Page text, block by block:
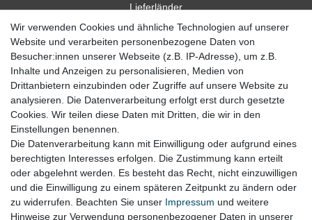
Lieferländer
Zahlung
Zahlungsbedingungen
Wir verwenden Cookies und ähnliche Technologien auf unserer
Website und verarbeiten personenbezogene Daten von
Besucher:innen unserer Webseite (z.B. IP-Adresse), um z.B.
Inhalte und Anzeigen zu personalisieren, Medien von
Drittanbietern einzubinden oder Zugriffe auf unsere Website zu
analysieren. Die Datenverarbeitung erfolgt erst durch gesetzte
Cookies. Wir teilen diese Daten mit Dritten, die wir in den
Einstellungen benennen.
Die Datenverarbeitung kann mit Einwilligung oder aufgrund eines
berechtigten Interesses erfolgen. Die Zustimmung kann erteilt
oder abgelehnt werden. Es besteht das Recht, nicht einzuwilligen
und die Einwilligung zu einem späteren Zeitpunkt zu ändern oder
zu widerrufen. Beachten Sie unser Impressum und weitere
Hinweise zur Verwendung personenbezogener Daten in unserer